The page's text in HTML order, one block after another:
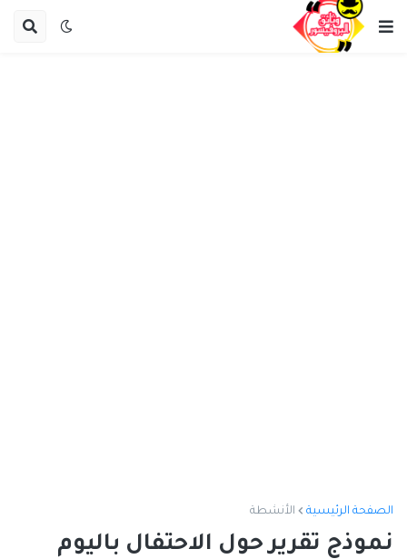
الصفحة الرئيسية الأنشطة
نموذج تقرير حول الاحتفال باليوم